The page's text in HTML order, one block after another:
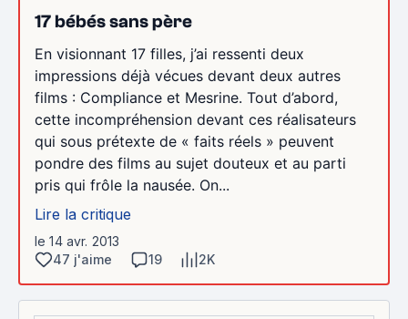
17 bébés sans père
En visionnant 17 filles, j’ai ressenti deux
impressions déjà vécues devant deux autres
films : Compliance et Mesrine. Tout d’abord,
cette incompréhension devant ces réalisateurs
qui sous prétexte de « faits réels » peuvent
pondre des films au sujet douteux et au parti
pris qui frôle la nausée. On...
Lire la critique
le 14 avr. 2013
47 j'aime
19 2K